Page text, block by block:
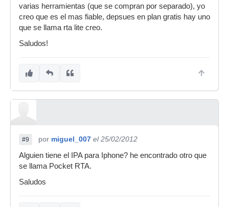
varias herramientas (que se compran por separado), yo
creo que es el mas fiable, depsues en plan gratis hay uno
que se llama rta lite creo.
Saludos!
#9 por miguel_007 el 25/02/2012
Alguien tiene el IPA para Iphone? he encontrado otro que
se llama Pocket RTA.
Saludos